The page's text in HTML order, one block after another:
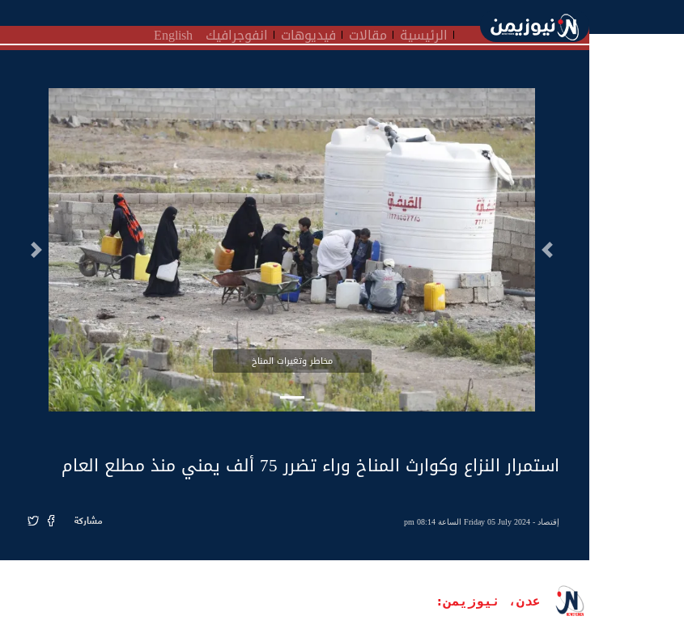
الرئيسية مقالات فيديوهات انفوجرافيك English
مخاطر وتغيرات المناخ
السابق التالى
استمرار النزاع وكوارث المناخ وراء تضرر 75 ألف يمني منذ مطلع العام
إقتصاد- Friday 05 July 2024 الساعة 08:14 pm مشاركة
عدن، نيوزيمن: